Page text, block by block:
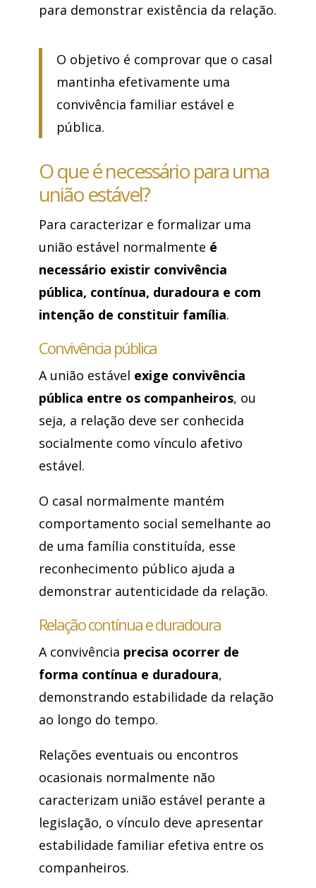
para demonstrar existência da relação.
O objetivo é comprovar que o casal
mantinha efetivamente uma
convivência familiar estável e
pública.
O que é necessário para uma
união estável?
Para caracterizar e formalizar uma
união estável normalmente é
necessário existir convivência
pública, contínua, duradoura e com
intenção de constituir família.
Convivência pública
A união estável exige convivência
pública entre os companheiros, ou
seja, a relação deve ser conhecida
socialmente como vínculo afetivo
estável.
O casal normalmente mantém
comportamento social semelhante ao
de uma família constituída, esse
reconhecimento público ajuda a
demonstrar autenticidade da relação.
Relação contínua e duradoura
A convivência precisa ocorrer de
forma contínua e duradoura,
demonstrando estabilidade da relação
ao longo do tempo.
Relações eventuais ou encontros
ocasionais normalmente não
caracterizam união estável perante a
legislação, o vínculo deve apresentar
estabilidade familiar efetiva entre os
companheiros.